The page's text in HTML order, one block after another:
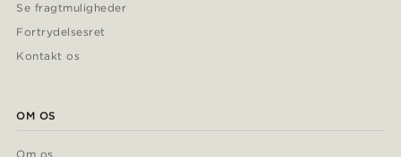
Se fragtmuligheder
Fortrydelsesret
Kontakt os
OM OS
Om os